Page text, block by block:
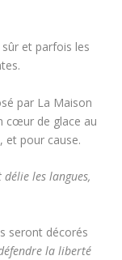
sûr et parfois les
par La Maison
cœur de glace au
et pour cause.
les langues,
seront décorés
la liberté